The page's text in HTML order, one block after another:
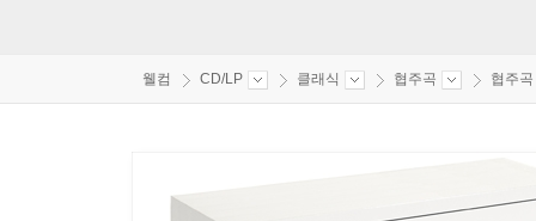
웰컴 CD/LP 클래식 협주곡 협주